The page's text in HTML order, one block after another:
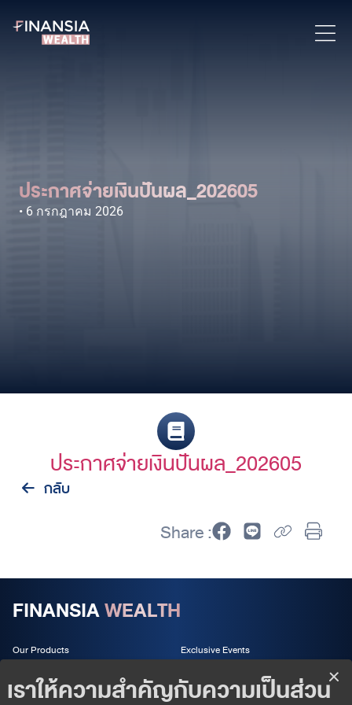
ประกาศจ่ายเงินปันผล_202605
6 กรกฎาคม 2026
ประกาศจ่ายเงินปันผล_202605
กลับ
Share :
FINANSIAWEALTH
Our Products Exclusive Events
Wealth Services About us